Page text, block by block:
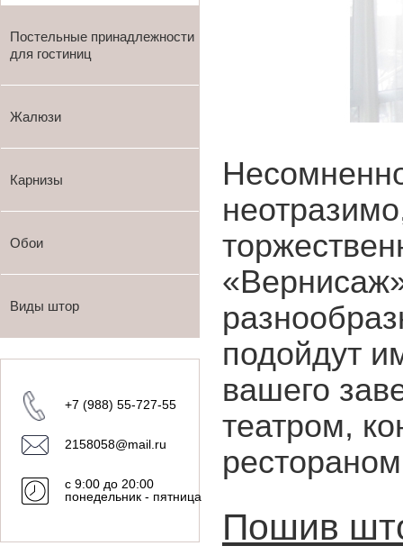
Постельные принадлежности
для гостиниц
Жалюзи
Карнизы
Обои
Виды штор
+7 (988) 55-727-55
2158058@mail.ru
с 9:00 до 20:00
понедельник - пятница
подойдут
вашего
театром,
Пошив